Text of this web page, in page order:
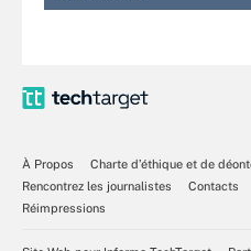
À Propos
Charte d’éthique et de
Rencontrez les journalistes
Contacts
Réimpressions